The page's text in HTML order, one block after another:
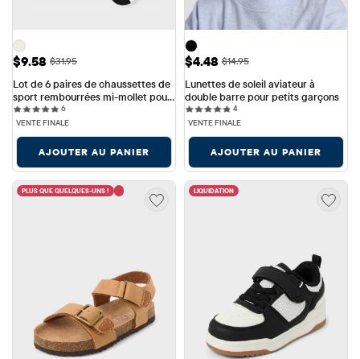
Prix ​​de vente: $9.58
$9.58 Prix ​​d'origine: $31.95
$31.95
Lot de 6 paires de chaussettes de
sport rembourrées mi-mollet pour
petits garçons
66 reviews
VENTE FINALE
AJOUTER AU PANIER
Prix ​​de vente: $4.48
$4.48 Prix ​​d'origine: $14.95
$14.95
Lunettes de soleil aviateur à
double barre pour petits garçons
44 reviews
VENTE FINALE
AJOUTER AU PANIER
PLUS QUE QUELQUES-UNS ! LIQUIDATION